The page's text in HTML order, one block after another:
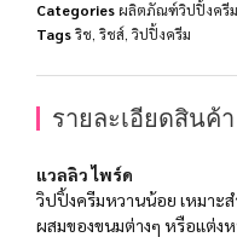
Categories ผลิตภัณฑ์วิปปิ้งครีม /
Tagsริช ริชส์ วิปปิ้งครีม
รายละเอียดสินค้า
แวลลิว ไพร์ด
วิปปิ้งครีมหวานน้อย เหมาะ
ผสมของขนมต่างๆ หรือแต่ง